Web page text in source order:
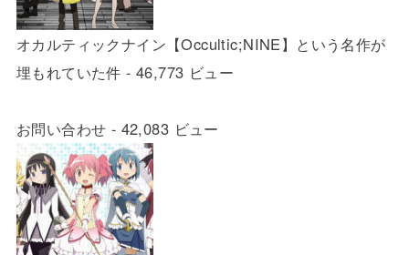
オカルティックナイン【Occultic;NINE】という名作が
埋もれていた件 - 46,773 ビュー
お問い合わせ - 42,083 ビュー